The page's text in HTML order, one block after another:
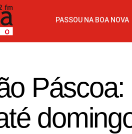
PASSOU NA BOA NOVA